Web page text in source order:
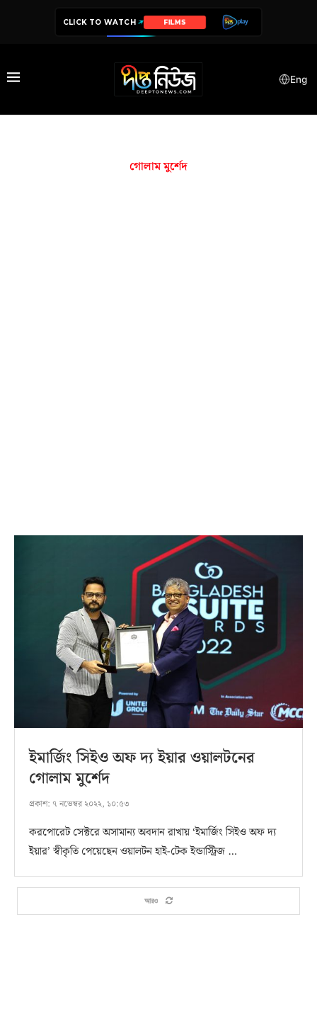
CLICK TO WATCH FILMS
Eng
গোলাম মুর্শেদ
ইমার্জিং সিইও অফ দ্য ইয়ার ওয়ালটনের
গোলাম মুর্শেদ
প্রকাশ: ৭ নভেম্বর ২০২২, ১০:৫৩
করপোরেট সেক্টরে অসামান্য অবদান রাখায় ‘ইমার্জিং সিইও অফ দ্য
ইয়ার’ স্বীকৃতি পেয়েছেন ওয়ালটন হাই-টেক ইন্ডাস্ট্রিজ …
আরও